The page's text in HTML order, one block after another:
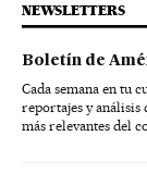
NEWSLETTERS
Boletín de
Cada semana en tu
reportajes y análisis
más relevantes del